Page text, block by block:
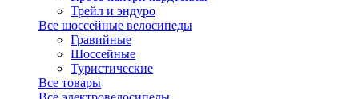
Трейл и эндуро
Все шоссейные велосипеды
Гравийные
Шоссейные
Туристические
Все товары